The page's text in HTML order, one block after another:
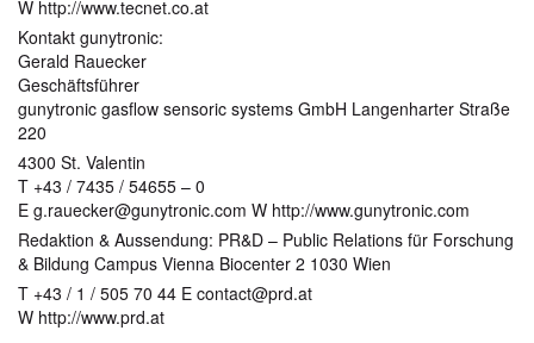
W http://www.tecnet.co.at
Kontakt gunytronic:
Gerald Rauecker
Geschäftsführer
gunytronic gasflow sensoric systems GmbH Langenharter Straße
220
4300 St. Valentin
T +43 / 7435 / 54655 – 0
E g.rauecker@gunytronic.com W http://www.gunytronic.com
Redaktion & Aussendung: PR&D – Public Relations für Forschung
& Bildung Campus Vienna Biocenter 2 1030 Wien
T +43 / 1 / 505 70 44 E contact@prd.at
W http://www.prd.at